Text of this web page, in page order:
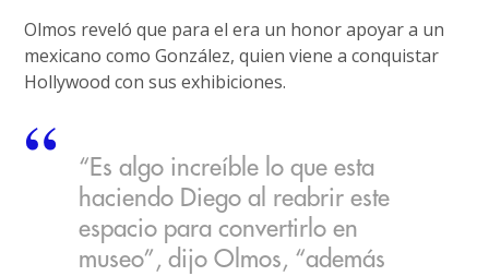
Olmos reveló que para el era un honor apoyar a un
mexicano como González, quien viene a conquistar
Hollywood con sus exhibiciones.
“Es algo increíble lo que esta
haciendo Diego al reabrir este
espacio para convertirlo en
museo”, dijo Olmos, “además